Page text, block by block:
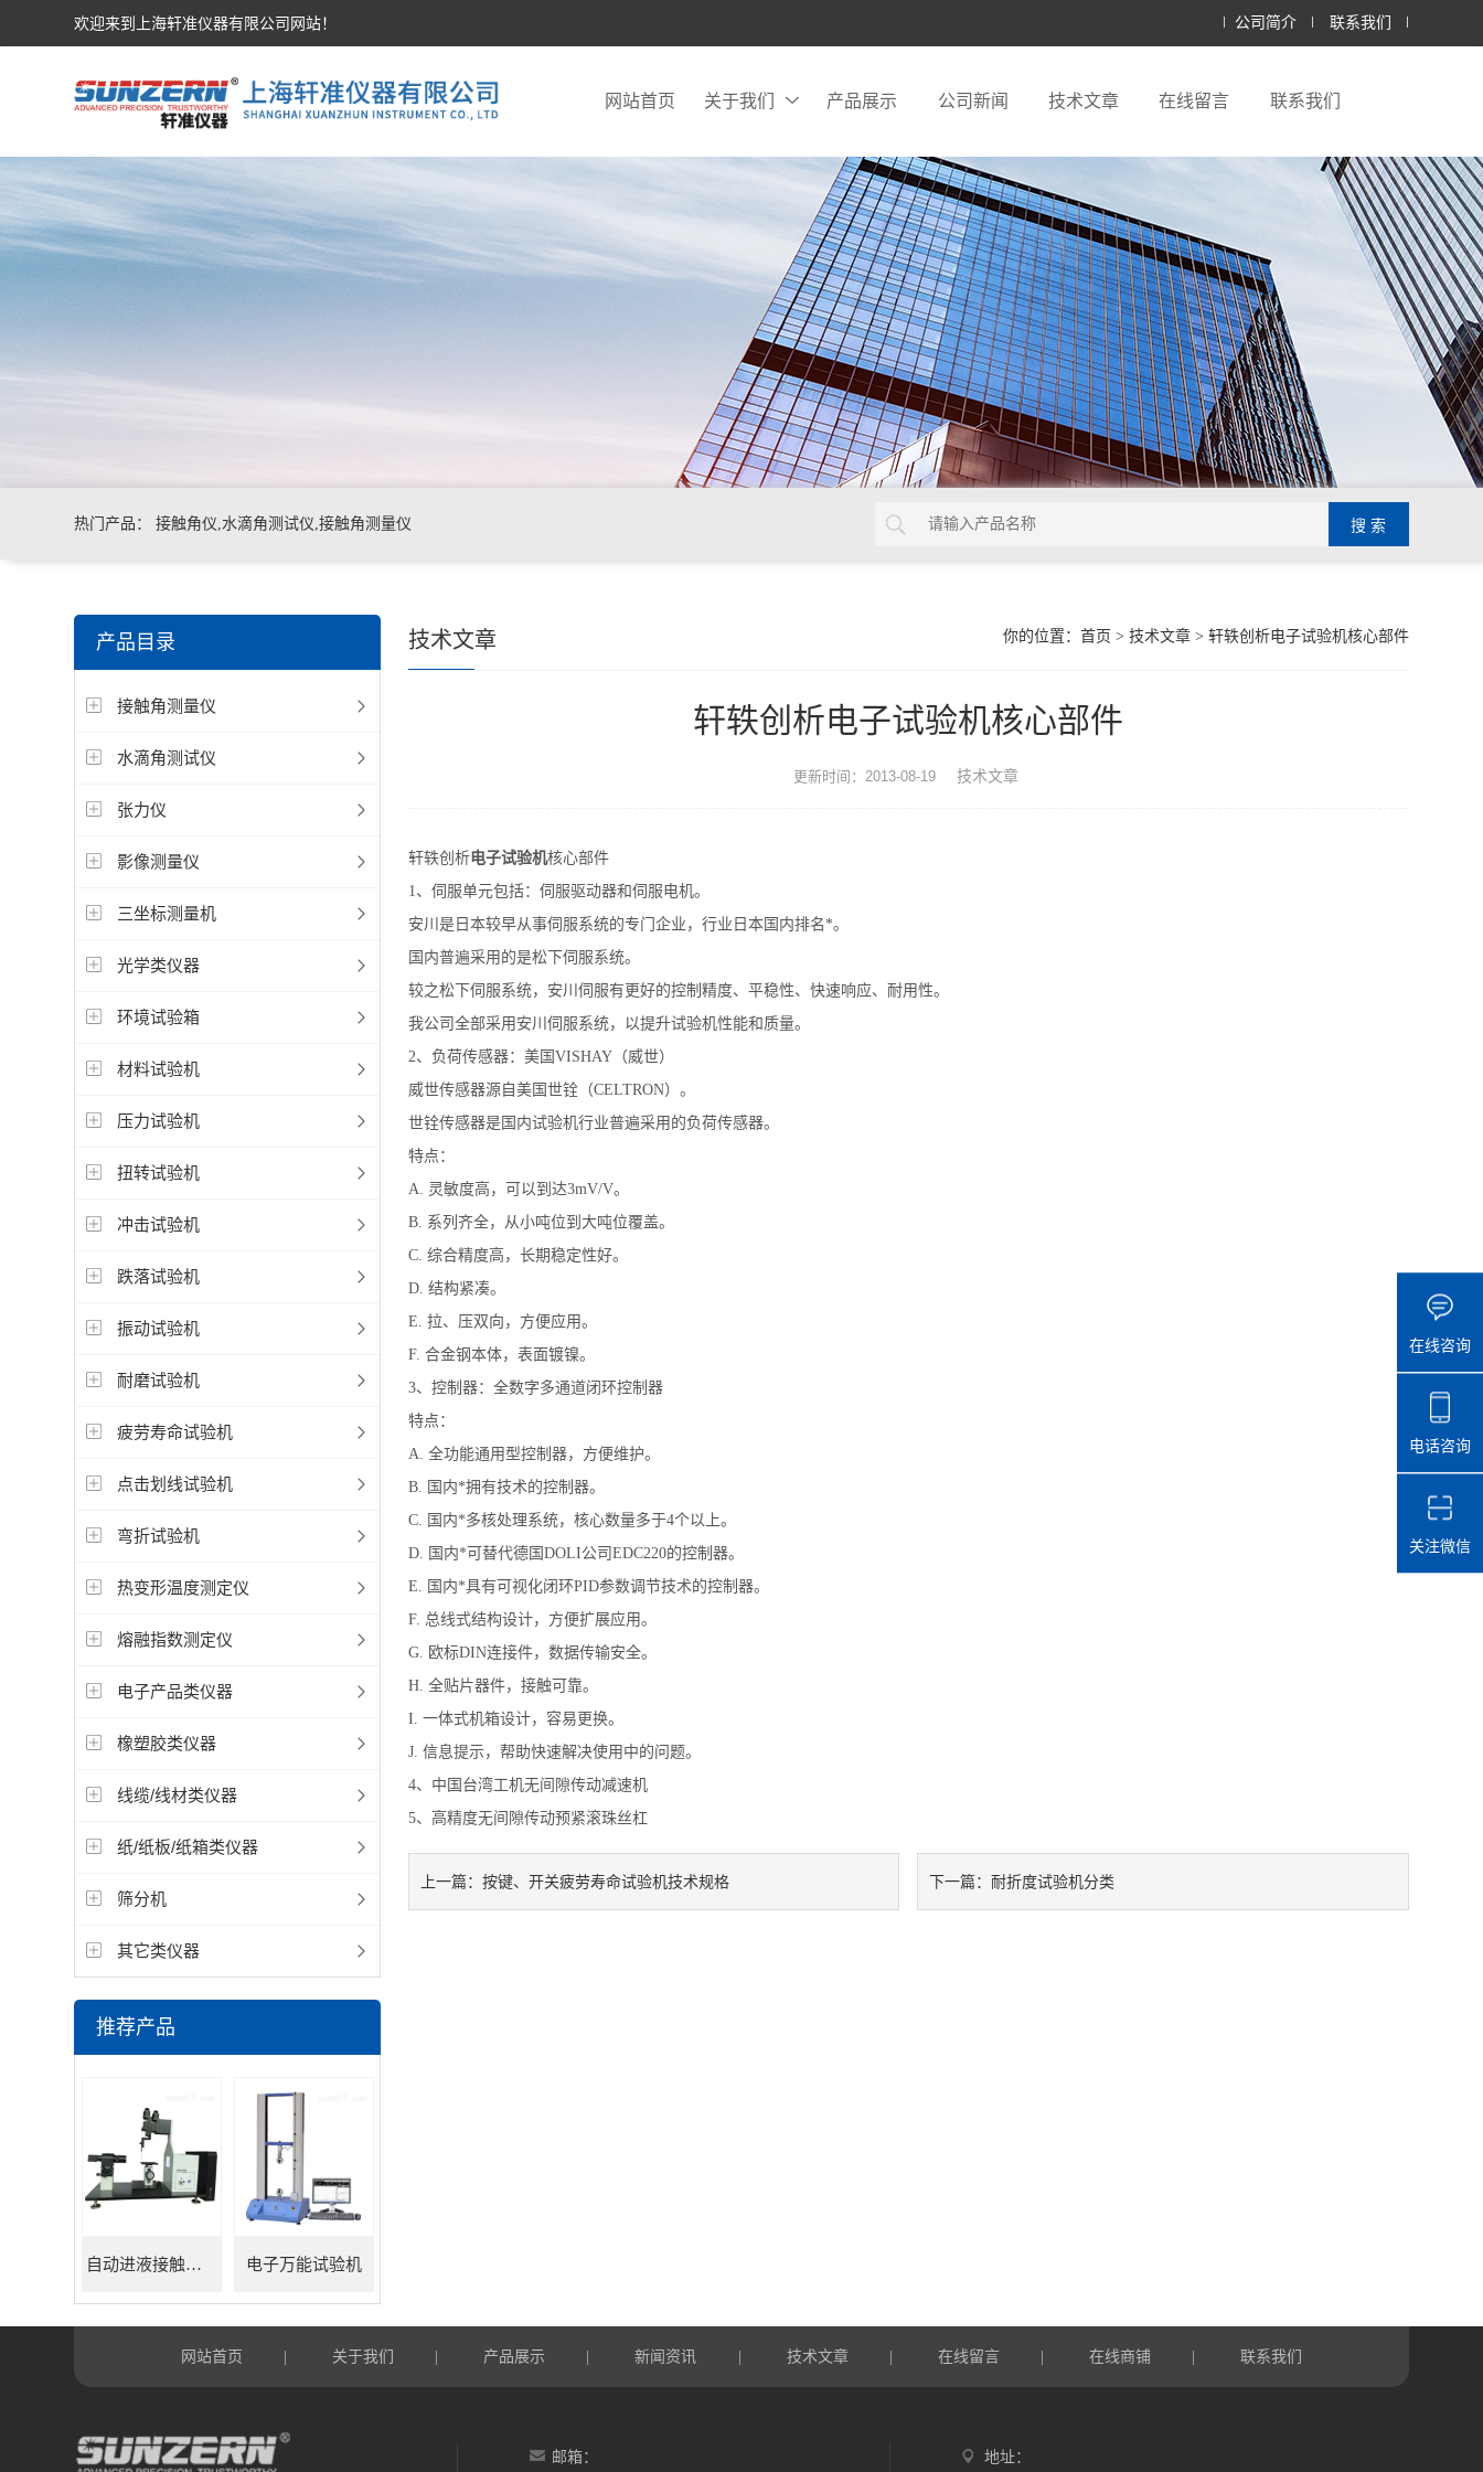
欢迎来到上海轩准仪器有限公司网站！ 公司简介 联系我们
网站首页 关于我们 产品展示 公司新闻 技术文章 在线留言 联系我们
热门产品： 接触角仪,水滴角测试仪,接触角测量仪
产品目录
接触角测量仪
水滴角测试仪
张力仪
影像测量仪
三坐标测量机
光学类仪器
环境试验箱
材料试验机
压力试验机
扭转试验机
冲击试验机
跌落试验机
振动试验机
耐磨试验机
疲劳寿命试验机
点击划线试验机
弯折试验机
热变形温度测定仪
熔融指数测定仪
电子产品类仪器
橡塑胶类仪器
线缆/线材类仪器
纸/纸板/纸箱类仪器
筛分机
其它类仪器
推荐产品
自动进液接触角测量仪 电子万能试验机
你的位置： 首页 > 技术文章> 轩轶创析电子试验机核心部件
技术文章
轩轶创析电子试验机核心部件
更新时间：2013-08-19 技术文章
轩轶创析电子试验机核心部件
1、伺服单元包括：伺服驱动器和伺服电机。
安川是日本较早从事伺服系统的专门企业，行业日本国内排名*。
国内普遍采用的是松下伺服系统。
较之松下伺服系统，安川伺服有更好的控制精度、平稳性、快速响应、耐用性。
我公司全部采用安川伺服系统，以提升试验机性能和质量。
2、负荷传感器：美国VISHAY（威世）
威世传感器源自美国世铨（CELTRON）。
世铨传感器是国内试验机行业普遍采用的负荷传感器。
特点：
A. 灵敏度高，可以到达3mV/V。
B. 系列齐全，从小吨位到大吨位覆盖。
C. 综合精度高，长期稳定性好。
D. 结构紧凑。
E. 拉、压双向，方便应用。
F. 合金钢本体，表面镀镍。
3、控制器：全数字多通道闭环控制器
特点：
A. 全功能通用型控制器，方便维护。
B. 国内*拥有技术的控制器。
C. 国内*多核处理系统，核心数量多于4个以上。
D. 国内*可替代德国DOLI公司EDC220的控制器。
E. 国内*具有可视化闭环PID参数调节技术的控制器。
F. 总线式结构设计，方便扩展应用。
G. 欧标DIN连接件，数据传输安全。
H. 全贴片器件，接触可靠。
I. 一体式机箱设计，容易更换。
J. 信息提示，帮助快速解决使用中的问题。
4、中国台湾工机无间隙传动减速机
5、高精度无间隙传动预紧滚珠丝杠
上一篇： 按键、开关疲劳寿命试验机技术规格 下一篇： 耐折度试验机分类
网站首页 关于我们 产品展示 新闻资讯 技术文章 在线留言 在线商铺 联系我们
邮箱： 地址：
在线咨询
电话咨询
关注微信